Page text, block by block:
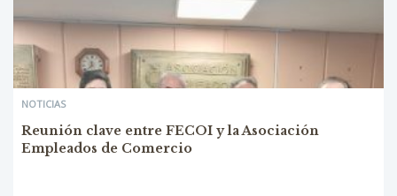
NOTICIAS
Reunión clave entre FECOI y la Asociación
Empleados de Comercio